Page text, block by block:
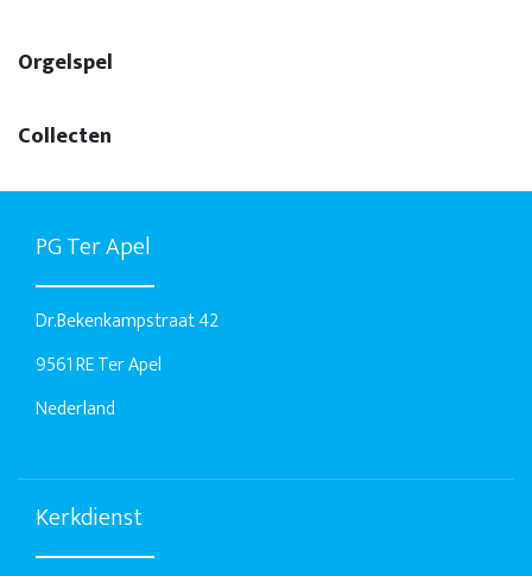
Orgelspel
Collecten
PG Ter Apel
Dr.Bekenkampstraat 42
9561 RE Ter Apel
Nederland
Kerkdienst